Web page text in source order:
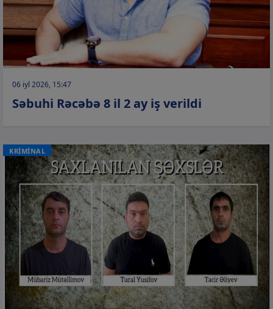
06 iyl 2026, 15:47
Səbuhi Rəcəbə 8 il 2 ay iş verildi
KRİMİNAL